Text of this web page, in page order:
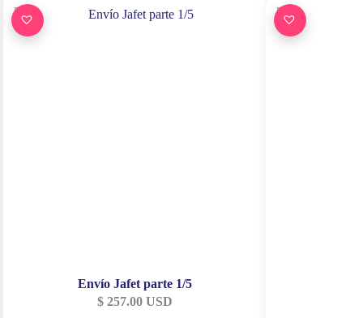
Envío Jafet parte 1/5
$257.00USD